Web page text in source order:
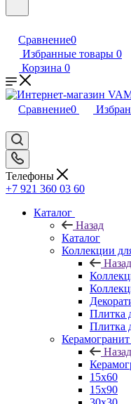
Сравнение0
Избранные товары 0
Корзина 0
Сравнение0
Телефоны
+7 921 360 03 60
Каталог
Назад
Каталог
Коллекции
Назад
Плитка
Плитка
Керамогранит
Назад
15х60
15x90